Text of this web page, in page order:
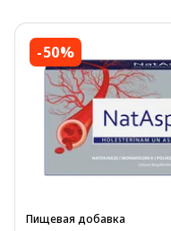
-50%
Пищевая добавка